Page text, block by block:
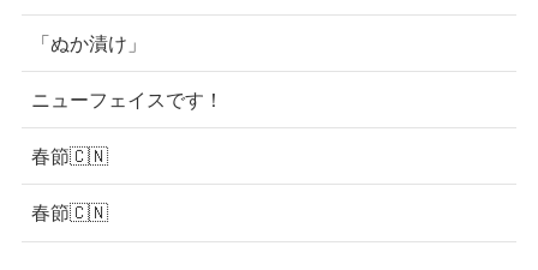
「ぬか漬け」
ニューフェイスです！
春節🇨🇳
春節🇨🇳